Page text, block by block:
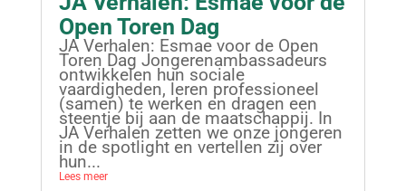
Open Toren Dag
JA Verhalen: Esmae voor de Open
Toren Dag Jongerenambassadeurs
ontwikkelen hun sociale
vaardigheden, leren professioneel
(samen) te werken en dragen een
steentje bij aan de maatschappij. In
JA Verhalen zetten we onze jongeren
in de spotlight en vertellen zij over
hun...
Lees meer